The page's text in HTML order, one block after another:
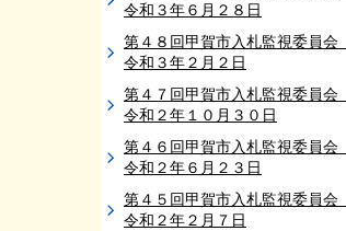
令和３年６月２８日
第４８回甲賀市入札監視委員会
令和３年２月２日
第４７回甲賀市入札監視委員会
令和２年１０月３０日
第４６回甲賀市入札監視委員会
令和２年６月２３日
第４５回甲賀市入札監視委員会
令和２年２月７日